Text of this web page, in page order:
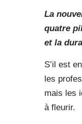
La
quatre
et la
S’il est
les
mais les
à fleurir.